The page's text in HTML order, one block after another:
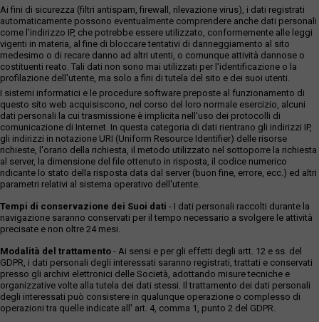
Ai fini di sicurezza (filtri antispam, firewall, rilevazione virus), i dati registrati
automaticamente possono eventualmente comprendere anche dati personali
come l'indirizzo IP, che potrebbe essere utilizzato, conformemente alle leggi
vigenti in materia, al fine di bloccare tentativi di danneggiamento al sito
medesimo o di recare danno ad altri utenti, o comunque attività dannose o
costituenti reato. Tali dati non sono mai utilizzati per l'identificazione o la
profilazione dell'utente, ma solo a fini di tutela del sito e dei suoi utenti.
I sistemi informatici e le procedure software preposte al funzionamento di
questo sito web acquisiscono, nel corso del loro normale esercizio, alcuni
dati personali la cui trasmissione è implicita nell'uso dei protocolli di
comunicazione di Internet. In questa categoria di dati rientrano gli indirizzi IP,
gli indirizzi in notazione URI (Uniform Resource Identifier) delle risorse
richieste, l'orario della richiesta, il metodo utilizzato nel sottoporre la richiesta
al server, la dimensione del file ottenuto in risposta, il codice numerico
ndicante lo stato della risposta data dal server (buon fine, errore, ecc.) ed altri
parametri relativi al sistema operativo dell'utente.
Tempi di conservazione dei Suoi dati - I dati personali raccolti durante la
navigazione saranno conservati per il tempo necessario a svolgere le attività
precisate e non oltre 24 mesi.
Modalità del trattamento - Ai sensi e per gli effetti degli artt. 12 e ss. del
GDPR, i dati personali degli interessati saranno registrati, trattati e conservati
presso gli archivi elettronici delle Società, adottando misure tecniche e
organizzative volte alla tutela dei dati stessi. Il trattamento dei dati personali
degli interessati può consistere in qualunque operazione o complesso di
operazioni tra quelle indicate all' art. 4, comma 1, punto 2 del GDPR.